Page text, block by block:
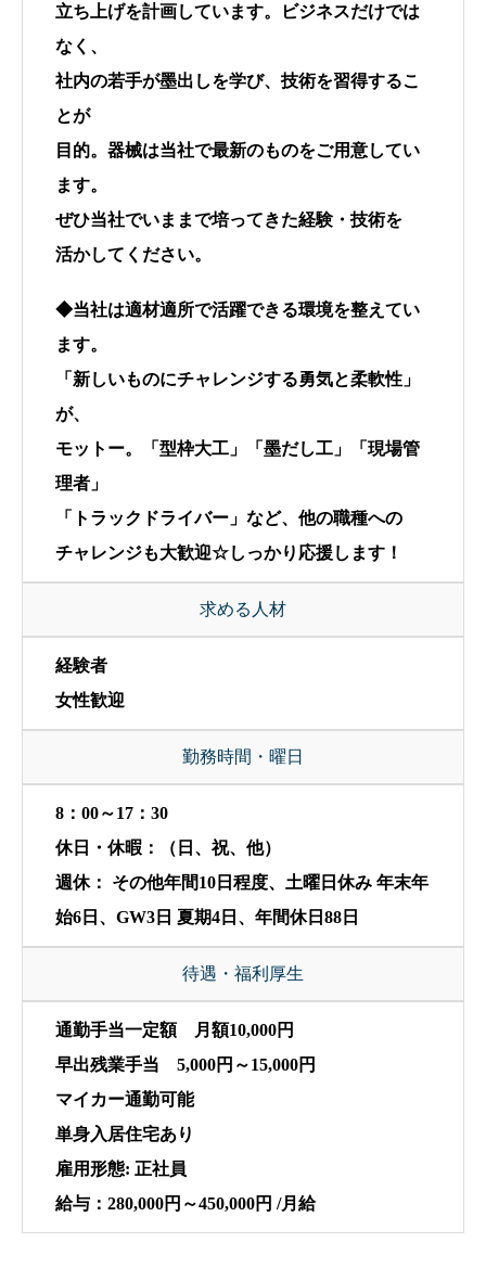
立ち上げを計画しています。ビジネスだけでは
なく、
社内の若手が墨出しを学び、技術を習得するこ
とが
目的。器械は当社で最新のものをご用意してい
ます。
ぜひ当社でいままで培ってきた経験・技術を
活かしてください。
◆当社は適材適所で活躍できる環境を整えてい
ます。
「新しいものにチャレンジする勇気と柔軟性」
が、
モットー。「型枠大工」「墨だし工」「現場管
理者」
「トラックドライバー」など、他の職種への
チャレンジも大歓迎☆しっかり応援します！
求める人材
経験者
女性歓迎
勤務時間・曜日
8：00～17：30
休日・休暇：（日、祝、他）
週休： その他年間10日程度、土曜日休み 年末年
始6日、GW3日 夏期4日、年間休日88日
待遇・福利厚生
通勤手当一定額 月額10,000円
早出残業手当 5,000円～15,000円
マイカー通勤可能
単身入居住宅あり
雇用形態: 正社員
給与：280,000円～450,000円 /月給